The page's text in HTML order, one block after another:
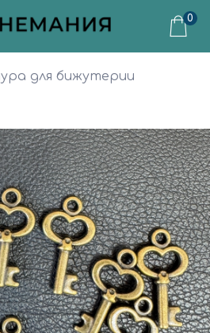
0
для бижутерии